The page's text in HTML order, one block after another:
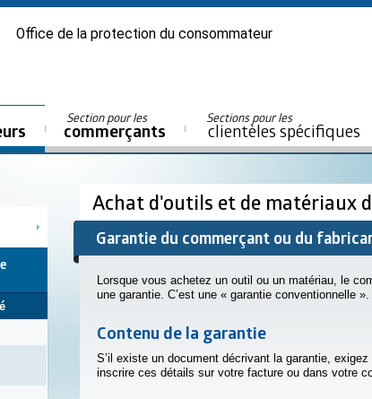
Office de la protection du consommateur
Section pour les
commerçants
Sections pour les
clientèles spécifiques
Achat d'outils et de matériaux
Garantie du commerçant ou du
Lorsque vous achetez un outil ou un matériau, le
une garantie. C’est une « garantie conventionnelle ».
Contenu de la garantie
S’il existe un document décrivant la garantie,
inscrire ces détails sur votre facture ou dans votre